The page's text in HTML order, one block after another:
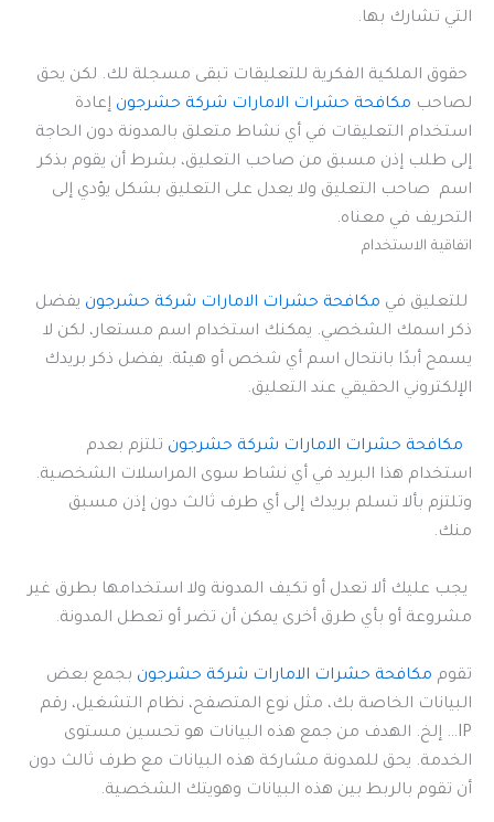
التي تشارك بها.
حقوق الملكية الفكرية للتعليقات تبقى مسجلة لك. لكن يحق
لصاحب مكافحة حشرات الامارات شركة حشرجون إعادة
استخدام التعليقات في أي نشاط متعلق بالمدونة دون الحاجة
إلى طلب إذن مسبق من صاحب التعليق، بشرط أن يقوم بذكر
اسم صاحب التعليق ولا يعدل على التعليق بشكل يؤدي إلى
التحريف في معناه.
اتفاقية الاستخدام
للتعليق في مكافحة حشرات الامارات شركة حشرجون يفضل
ذكر اسمك الشخصي. يمكنك استخدام اسم مستعار، لكن لا
يسمح أبدًا بانتحال اسم أي شخص أو هيئة. يفضل ذكر بريدك
الإلكتروني الحقيقي عند التعليق.
مكافحة حشرات الامارات شركة حشرجون تلتزم بعدم
استخدام هذا البريد في أي نشاط سوى المراسلات الشخصية.
وتلتزم بألا تسلم بريدك إلى أي طرف ثالث دون إذن مسبق
منك.
يجب عليك ألا تعدل أو تكيف المدونة ولا استخدامها بطرق غير
مشروعة أو بأي طرق أخرى يمكن أن تضر أو تعطل المدونة.
تقوم مكافحة حشرات الامارات شركة حشرجون بجمع بعض
البيانات الخاصة بك، مثل نوع المتصفح، نظام التشغيل، رقم
IP… إلخ. الهدف من جمع هذه البيانات هو تحسين مستوى
الخدمة. يحق للمدونة مشاركة هذه البيانات مع طرف ثالث دون
أن تقوم بالربط بين هذه البيانات وهويتك الشخصية.